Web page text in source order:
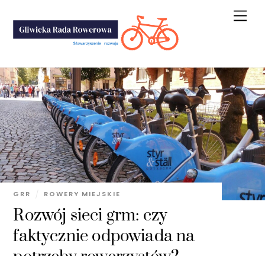
content
Rozwój sieci grm: czy
faktycznie odpowiada na
GRR ROWERY MIEJSKIE